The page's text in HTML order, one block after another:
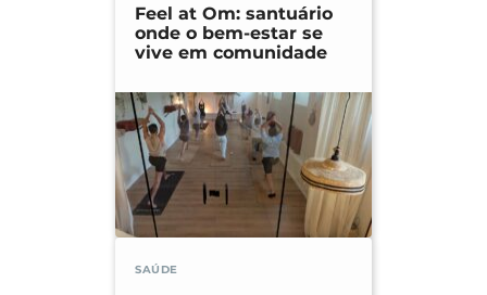
Feel at Om: santuário
onde o bem-estar se
vive em comunidade
SAÚDE